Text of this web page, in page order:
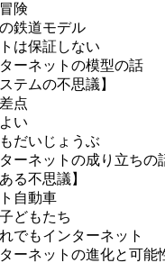
険
道モデル
保証しない
ットの模型の話
テムの不思議】
点
い
いじょうぶ
ットの成り立ちの
る不思議】
動車
もたち
もインターネット
ットの進化と可能